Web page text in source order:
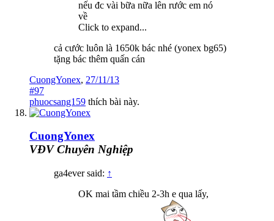
nếu đc vài bữa nữa lên rước em nó
về
Click to expand...
cả cước luôn là 1650k bác nhé (yonex bg65)
tặng bác thêm quấn cán
CuongYonex, 27/11/13
#97
phuocsang159 thích bài này.
CuongYonex
VĐV Chuyên Nghiệp
ga4ever said: ↑
OK mai tầm chiều 2-3h e qua lấy,